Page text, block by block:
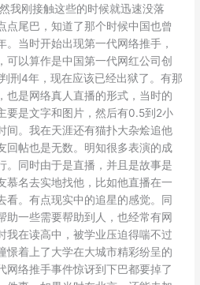
我刚接触这些的时候就迅速没落
点尾巴，知道了那个时候中国也曾
当时开始出现第一代网络推手，
可以算作是中国第一代网红公司创
刑4年，现在应该已经出狱了。有那
也是网络真人直播的形式，当时的
要是文字和图片，然后有0.5到2小
间。我在天涯还有猫扑大杂烩追他
回帖也是无数。明知很多表演的成
。同时由于是直播，并且是故事是
慕名去实地找他，比如他直播在一
看。有点现实中的追星的感觉。同
助一些需要帮助到人，也经常有网
我在读高中，被学业压迫得喘不过
憬着上了大学在大城市精彩纷呈的
网络推手事件惊讶到下巴都要掉了